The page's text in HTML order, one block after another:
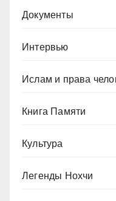
Документы
Интервью
Ислам и права
Книга Памяти
Культура
Легенды Нохчи